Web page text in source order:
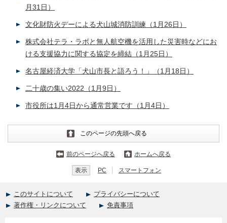
月31日）
文化財防火デーによる犬山城消防訓練（1月26日）
株式会社テラ・ラボと無人航空機を活用した災害時などにお
ける支援協力に関する協定を締結（1月25日）
名古屋経済大学「犬山市長と語ろう！」（1月18日）
二十歳の集い2022（1月9日）
市役所は1月4日から通常営業です（1月4日）
このページの先頭へ戻る
前のページへ戻る ホームへ戻る
表示 PC スマートフォン
このサイトについて
プライバシーについて
著作権・リンクについて
免責事項